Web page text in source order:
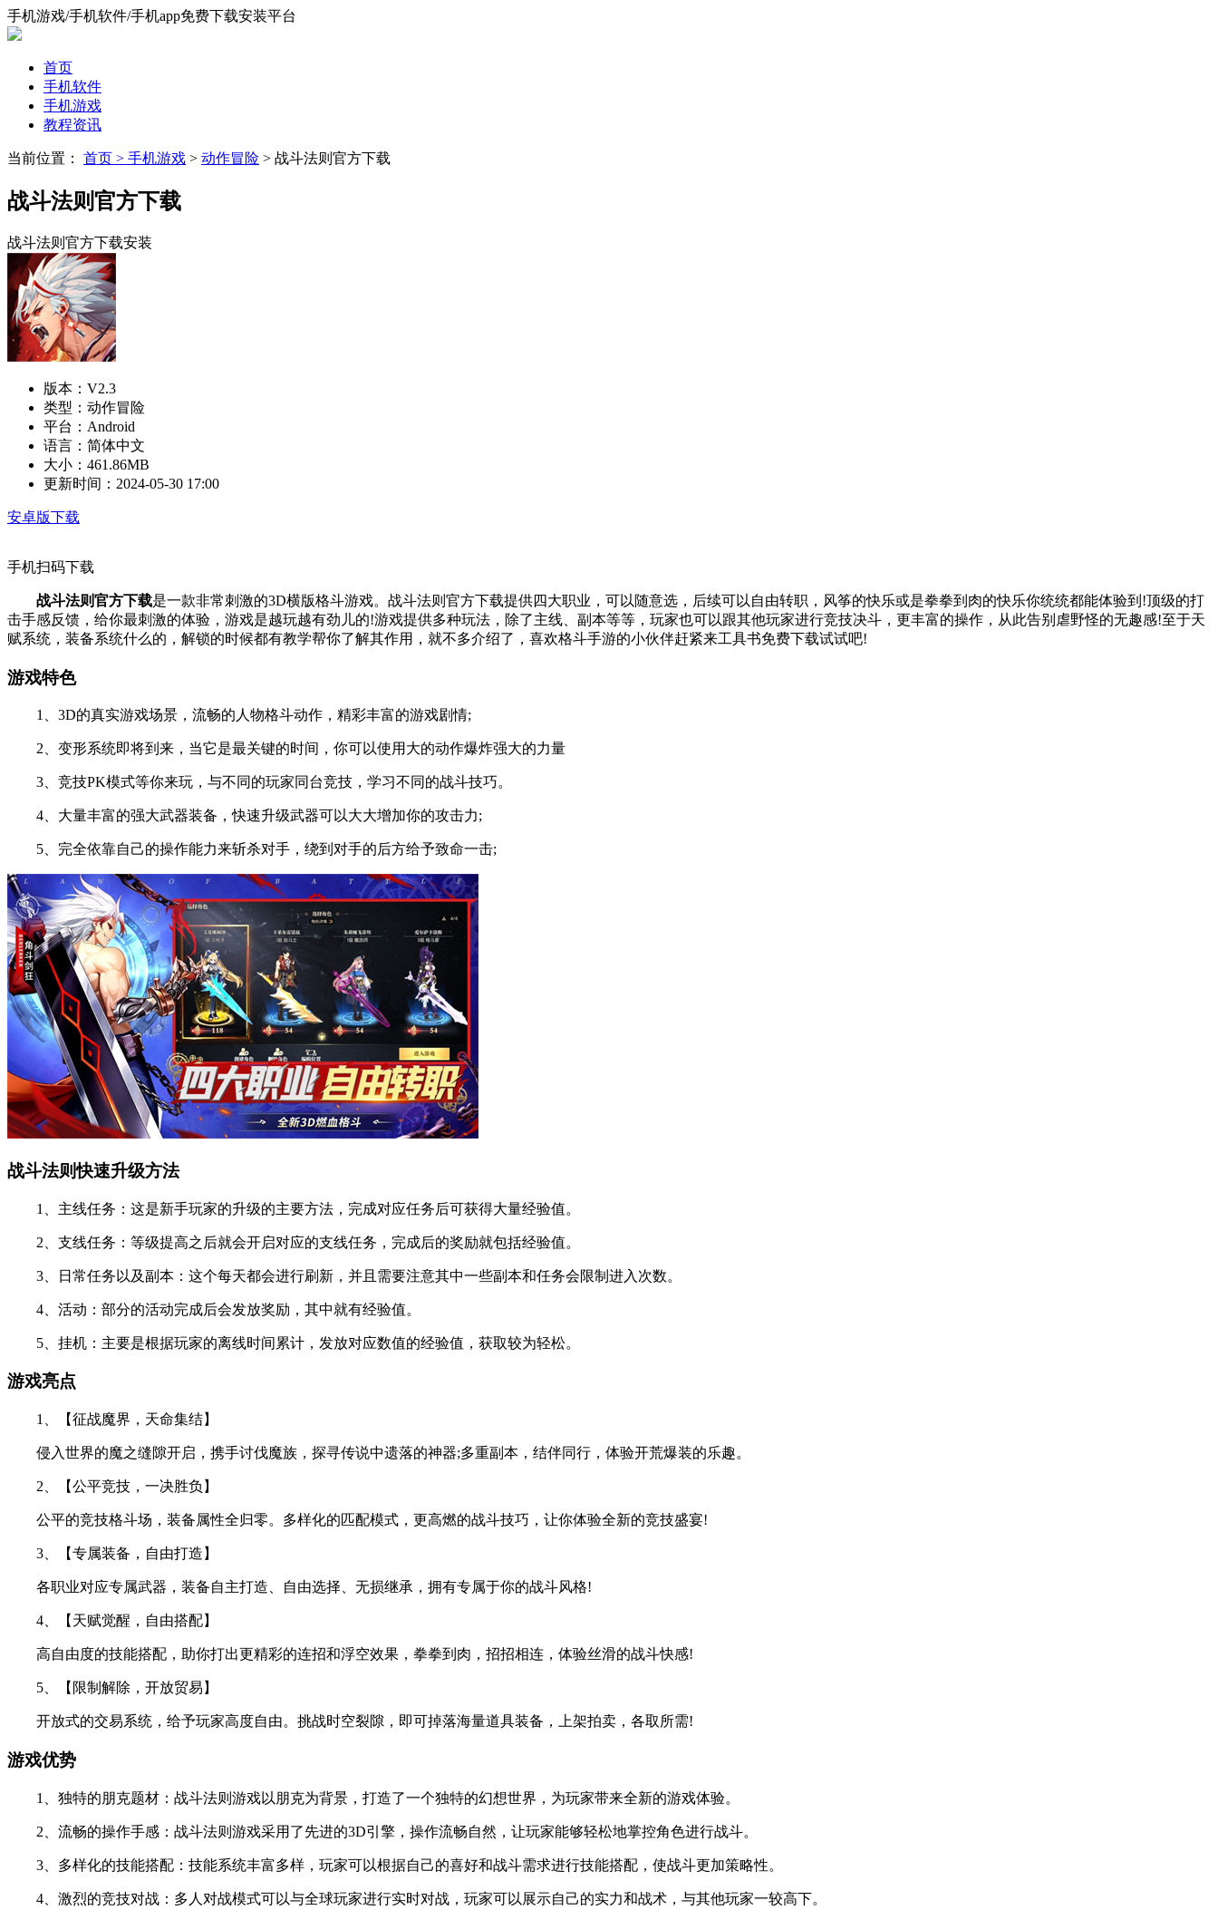
手机游戏/手机软件/手机app免费下载安装平台
首页
手机软件
手机游戏
教程资讯
当前位置： 首页 > 手机游戏 > 动作冒险 > 战斗法则官方下载
战斗法则官方下载
战斗法则官方下载安装
版本： V2.3
类型： 动作冒险
平台： Android
语言： 简体中文
大小： 461.86MB
更新时间： 2024-05-30 17:00
安卓版下载
手机扫码下载
战斗法则官方下载是一款非常刺激的3D横版格斗游戏。战斗法则官方下载提供四大职业，可以随意选，后续可以自由转职，风筝的快乐或是拳拳到肉的快乐你统统都能体验到!顶级的打
击手感反馈，给你最刺激的体验，游戏是越玩越有劲儿的!游戏提供多种玩法，除了主线、副本等等，玩家也可以跟其他玩家进行竞技决斗，更丰富的操作，从此告别虐野怪的无趣感!至于天
赋系统，装备系统什么的，解锁的时候都有教学帮你了解其作用，就不多介绍了，喜欢格斗手游的小伙伴赶紧来工具书免费下载试试吧!
游戏特色
1、3D的真实游戏场景，流畅的人物格斗动作，精彩丰富的游戏剧情;
2、变形系统即将到来，当它是最关键的时间，你可以使用大的动作爆炸强大的力量
3、竞技PK模式等你来玩，与不同的玩家同台竞技，学习不同的战斗技巧。
4、大量丰富的强大武器装备，快速升级武器可以大大增加你的攻击力;
5、完全依靠自己的操作能力来斩杀对手，绕到对手的后方给予致命一击;
战斗法则快速升级方法
1、主线任务：这是新手玩家的升级的主要方法，完成对应任务后可获得大量经验值。
2、支线任务：等级提高之后就会开启对应的支线任务，完成后的奖励就包括经验值。
3、日常任务以及副本：这个每天都会进行刷新，并且需要注意其中一些副本和任务会限制进入次数。
4、活动：部分的活动完成后会发放奖励，其中就有经验值。
5、挂机：主要是根据玩家的离线时间累计，发放对应数值的经验值，获取较为轻松。
游戏亮点
1、【征战魔界，天命集结】
侵入世界的魔之缝隙开启，携手讨伐魔族，探寻传说中遗落的神器;多重副本，结伴同行，体验开荒爆装的乐趣。
2、【公平竞技，一决胜负】
公平的竞技格斗场，装备属性全归零。多样化的匹配模式，更高燃的战斗技巧，让你体验全新的竞技盛宴!
3、【专属装备，自由打造】
各职业对应专属武器，装备自主打造、自由选择、无损继承，拥有专属于你的战斗风格!
4、【天赋觉醒，自由搭配】
高自由度的技能搭配，助你打出更精彩的连招和浮空效果，拳拳到肉，招招相连，体验丝滑的战斗快感!
5、【限制解除，开放贸易】
开放式的交易系统，给予玩家高度自由。挑战时空裂隙，即可掉落海量道具装备，上架拍卖，各取所需!
游戏优势
1、独特的朋克题材：战斗法则游戏以朋克为背景，打造了一个独特的幻想世界，为玩家带来全新的游戏体验。
2、流畅的操作手感：战斗法则游戏采用了先进的3D引擎，操作流畅自然，让玩家能够轻松地掌控角色进行战斗。
3、多样化的技能搭配：技能系统丰富多样，玩家可以根据自己的喜好和战斗需求进行技能搭配，使战斗更加策略性。
4、激烈的竞技对战：多人对战模式可以与全球玩家进行实时对战，玩家可以展示自己的实力和战术，与其他玩家一较高下。